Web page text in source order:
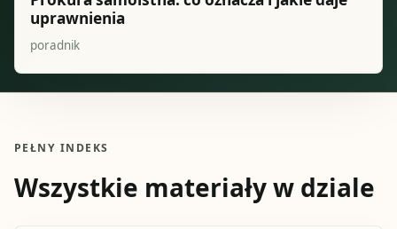
uprawnienia
poradnik
PEŁNY INDEKS
Wszystkie materiały w dziale